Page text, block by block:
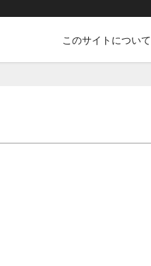
このサイトについて